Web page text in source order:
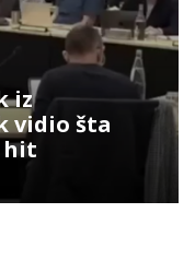
iz
vidio šta
hit